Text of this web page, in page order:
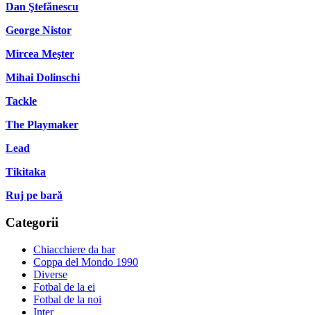
Dan Ştefănescu
George Nistor
Mircea Meşter
Mihai Dolinschi
Tackle
The Playmaker
Lead
Tikitaka
Ruj pe bară
Categorii
Chiacchiere da bar
Coppa del Mondo 1990
Diverse
Fotbal de la ei
Fotbal de la noi
Inter